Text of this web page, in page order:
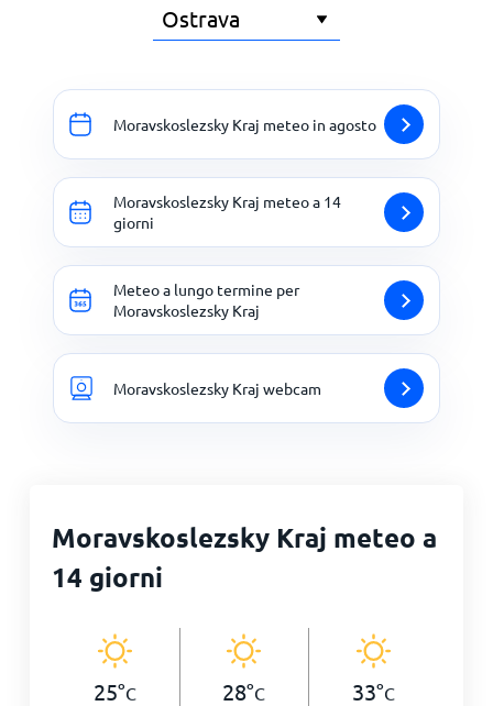
Moravskoslezsky Kraj meteo in agosto
Moravskoslezsky Kraj meteo a 14
giorni
Meteo a lungo termine per
Moravskoslezsky Kraj
Moravskoslezsky Kraj webcam
Moravskoslezsky Kraj meteo a
14 giorni
25°C 28°C 33°C